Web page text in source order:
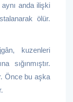
anda ilişki
ölür.
kuzenleri
sığınmıştır.
Önce bu aşka